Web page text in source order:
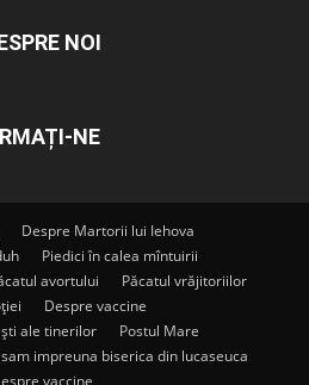
NOI
NE
Despre Martorii lui Iehova
Piedici în calea mîntuirii
avortului
Păcatul vrăjitoriilor
Despre vaccine
ale tinerilor
Postul Mare
impreuna biserica din lucaseuca